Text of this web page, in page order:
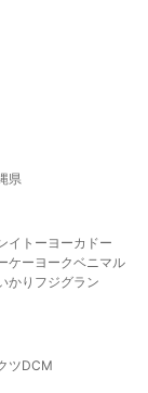
県
イトーヨーカドー
ケー ヨークベニマル
かり フジグラン
ツDCM